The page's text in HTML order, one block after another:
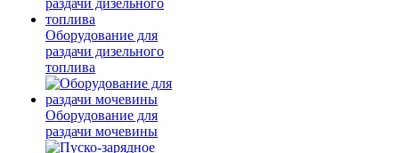
Оборудование для
раздачи дизельного
топлива
Оборудование для
раздачи мочевины